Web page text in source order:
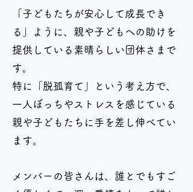
「子どもたちが安心して成長でき
る」ように、親や子どもへの助けを
提供している素晴らしい団体さまで
す。
特に「脱孤育て」という考え方で、
一人ぼっちやストレスを感じている
親や子どもたちに手を差し伸べてい
ます。
メンバーの皆さんは、誰とでもすご